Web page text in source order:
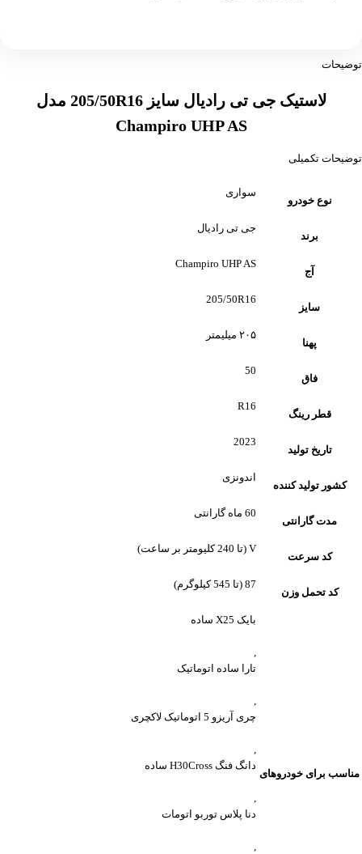
توضیحات
لاستیک جی تی رادیال سایز 205/50R16 مدل
Champiro UHP AS
توضیحات تکمیلی
نوع خودرو
سواری
برند
جی تی رادیال
آج
Champiro UHP AS
سایز
205/50R16
پهنا
۲۰۵ میلیمتر
فاق
50
قطر رینگ
R16
تاریخ تولید
2023
کشور تولید کننده
اندونزی
مدت گارانتی
60 ماه گارانتی
کد سرعت
V (تا 240 کلیومتر بر ساعت)
کد تحمل وزن
87 (تا 545 کیلوگرم)
مناسب برای خودروهای
بایک X25 ساده
,
تارا ساده اتوماتیک
,
چری آریزو 5 اتوماتیک لاکچری
,
دانگ فنگ H30Cross ساده
,
دنا پلاس توربو اتومات
,